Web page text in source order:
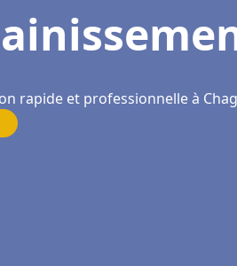
rapide et professionnelle à